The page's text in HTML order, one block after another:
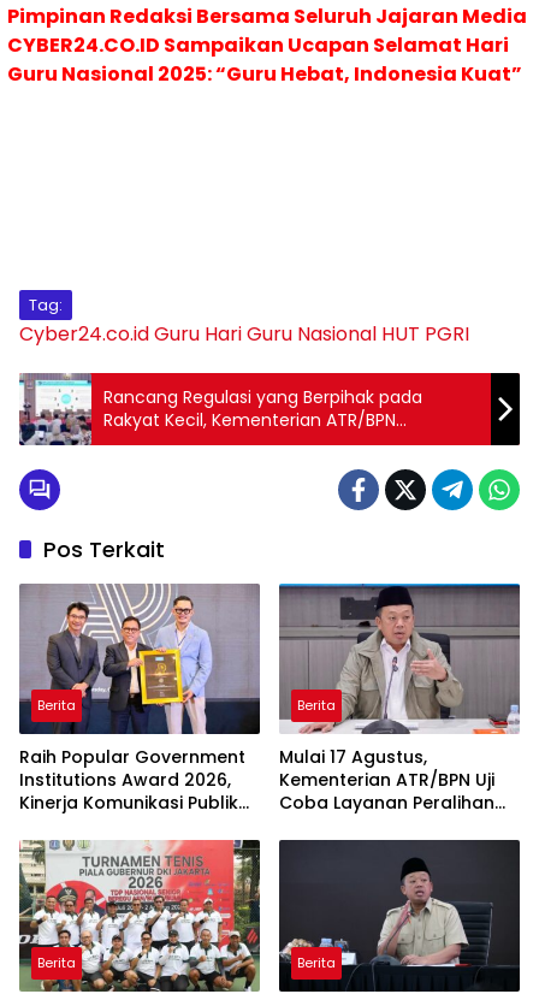
Pimpinan Redaksi Bersama Seluruh Jajaran Media
CYBER24.CO.ID Sampaikan Ucapan Selamat Hari
Guru Nasional 2025: “Guru Hebat, Indonesia Kuat”
Tag:
Cyber24.co.id Guru
Rancang Regulasi yang Berpihak pada
Rakyat Kecil, Kementerian ATR/BPN
Tingkatkan Kompetensi SDM dalam
Penyusunan Peraturan
Pos Terkait
Berita
Raih Popular Government
Institutions Award 2026,
Mulai 17 Agustus,
Kementerian ATR/BPN Uji